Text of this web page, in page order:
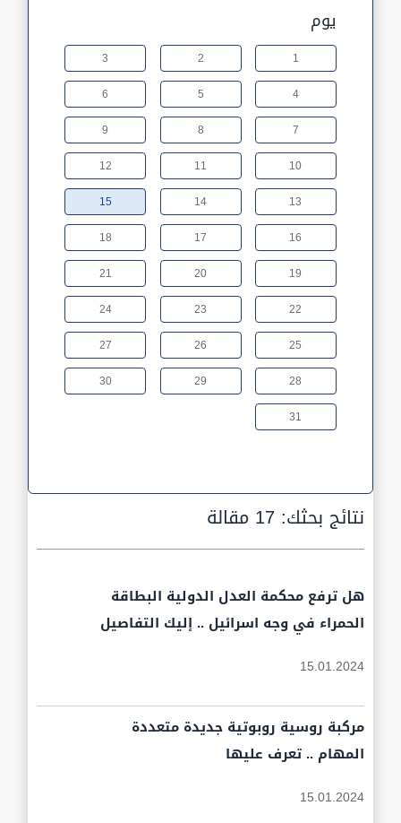
يوم
1
2
3
4
5
6
7
8
9
10
11
12
13
14
15
16
17
18
19
20
21
22
23
24
25
26
27
28
29
30
31
نتائج بحثك:17 مقالة
هل ترفع محكمة العدل الدولية البطاقة
الحمراء في وجه اسرائيل .. إليك التفاصيل
15.01.2024
مركبة روسية روبوتية جديدة متعددة
المهام .. تعرف عليها
15.01.2024